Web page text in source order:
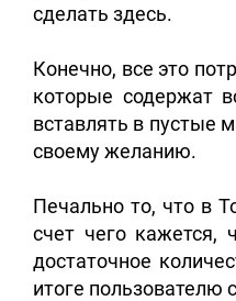
сделать здесь.
Конечно, все это
которые содержат
вставлять в пустые
своему желанию.
Печально то, что в
счет чего кажется,
достаточное
итоге пользователю